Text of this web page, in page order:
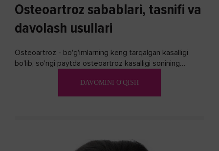
Osteoartroz sabablari, tasnifi va
davolash usullari
Osteoartroz - bo'g'imlarning keng tarqalgan kasalligi
bo'lib, so'ngi paytda osteoartroz kasalligi sonining
DAVOMINI O'QISH